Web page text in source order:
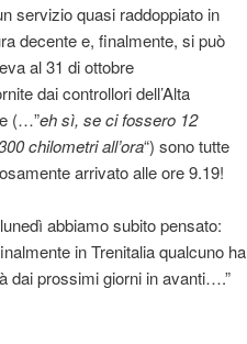
servizio quasi raddoppiato in
decente e, finalmente, si può
al 31 di ottobre
dai controllori dell’Alta
(…”eh sì, se ci fossero 12
chilometri all’ora“) sono tutte
arrivato alle ore 9.19!
abbiamo subito pensato:
in Trenitalia qualcuno ha
dai prossimi giorni in avanti….”